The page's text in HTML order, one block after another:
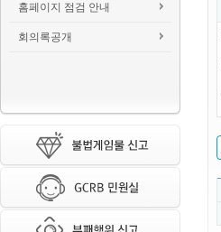
홈페이지 점검 안내
회의록공개